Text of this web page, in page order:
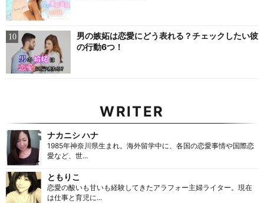
男の嫉妬は恋愛にどう表れる？チェックしたい彼
の行動6つ！
WRITER
ナカニシ ハナ
1985年神奈川県生まれ。海外留学中に、各国の恋愛事情や国際恋
愛など、世...
ともりこ
恋愛の酸いも甘いも経験してきたアラフォー主婦ライター。現在
は仕事と育児に...